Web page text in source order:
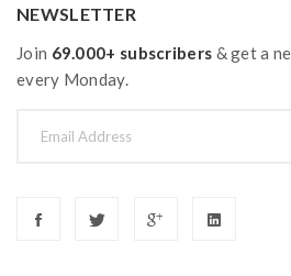
NEWSLETTER
Join 69.000+ subscribers & get a
every Monday.